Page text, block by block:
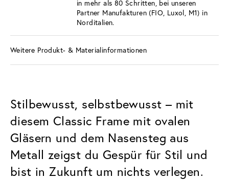
in mehr als 80 Schritten, bei unseren
Partner Manufakturen (FIO, Luxol, M1) in
Norditalien.
Weitere Produkt- & Materialinformationen
Stilbewusst, selbstbewusst – mit
diesem Classic Frame mit ovalen
Gläsern und dem Nasensteg aus
Metall zeigst du Gespür für Stil und
bist in Zukunft um nichts verlegen.